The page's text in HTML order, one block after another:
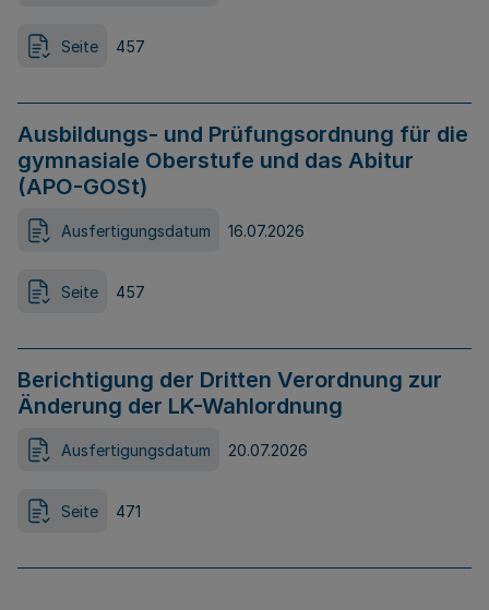
Seite 457
Ausbildungs- und Prüfungsordnung für die
gymnasiale Oberstufe und das Abitur
(APO-GOSt)
Ausfertigungsdatum 16.07.2026
Seite 457
Berichtigung der Dritten Verordnung zur
Änderung der LK-Wahlordnung
Ausfertigungsdatum 20.07.2026
Seite 471